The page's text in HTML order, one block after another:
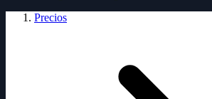
Precios